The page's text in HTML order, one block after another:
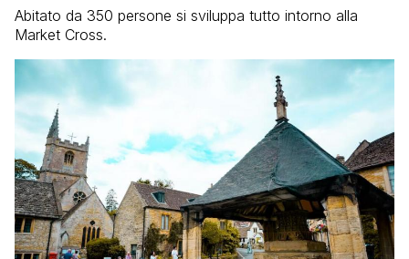
Abitato da 350 persone si sviluppa tutto intorno alla
Market Cross.